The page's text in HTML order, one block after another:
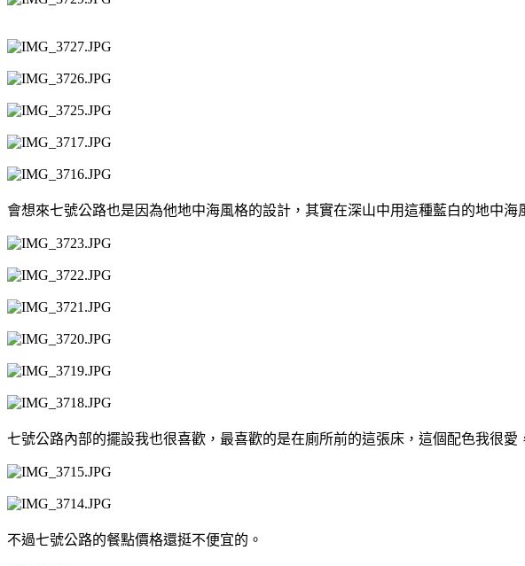
會想來七號公路也是因為他地中海風格的設計，其實在深山中用這種藍白的地中
七號公路內部的擺設我也很喜歡，最喜歡的是在廁所前的這張床，這個配色我很愛
不過七號公路的餐點價格還挺不便宜的。